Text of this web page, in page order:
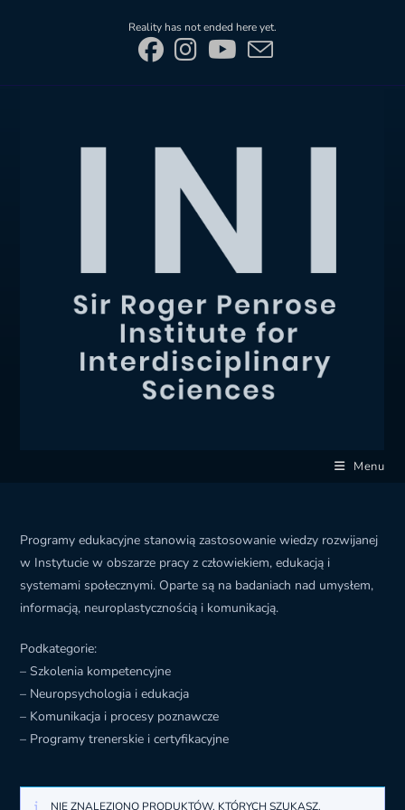
Reality has not ended here yet.
Menu
Programy edukacyjne stanowią zastosowanie wiedzy rozwijanej
w Instytucie w obszarze pracy z człowiekiem, edukacją i
systemami społecznymi. Oparte są na badaniach nad umysłem,
informacją, neuroplastycznością i komunikacją.
Podkategorie:
– Szkolenia kompetencyjne
– Neuropsychologia i edukacja
– Komunikacja i procesy poznawcze
– Programy trenerskie i certyfikacyjne
NIE ZNALEZIONO PRODUKTÓW, KTÓRYCH SZUKASZ.